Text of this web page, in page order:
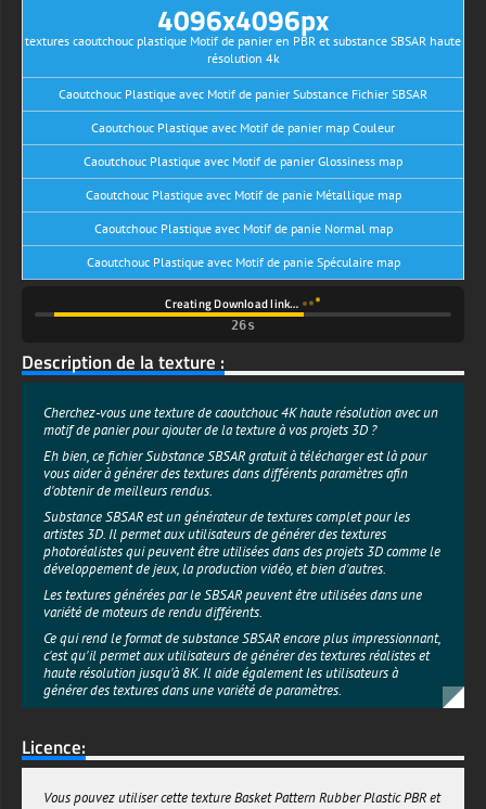
4096x4096px
textures caoutchouc plastique Motif de panier en PBR et substance SBSAR haute
résolution 4k
Caoutchouc Plastique avec Motif de panier Substance Fichier SBSAR
Caoutchouc Plastique avec Motif de panier map Couleur
Caoutchouc Plastique avec Motif de panier Glossiness map
Caoutchouc Plastique avec Motif de panie Métallique map
Caoutchouc Plastique avec Motif de panie Normal map
Caoutchouc Plastique avec Motif de panie Spéculaire map
Creating Download link…
26s
Description de la texture :
Cherchez-vous une texture de caoutchouc 4K haute résolution avec un
motif de panier pour ajouter de la texture à vos projets 3D ?
Eh bien, ce fichier Substance SBSAR gratuit à télécharger est là pour
vous aider à générer des textures dans différents paramètres afin
d'obtenir de meilleurs rendus.
Substance SBSAR est un générateur de textures complet pour les
artistes 3D. Il permet aux utilisateurs de générer des textures
photoréalistes qui peuvent être utilisées dans des projets 3D comme le
développement de jeux, la production vidéo, et bien d'autres.
Les textures générées par le SBSAR peuvent être utilisées dans une
variété de moteurs de rendu différents.
Ce qui rend le format de substance SBSAR encore plus impressionnant,
c'est qu'il permet aux utilisateurs de générer des textures réalistes et
haute résolution jusqu'à 8K. Il aide également les utilisateurs à
générer des textures dans une variété de paramètres.
Cela le rend idéal pour ajouter des textures intéressantes et
If you’re looking for an easy and powerful way to add plaztic or rubber
Licence:
Vous pouvez utiliser cette texture Basket Pattern Rubber Plastic PBR et